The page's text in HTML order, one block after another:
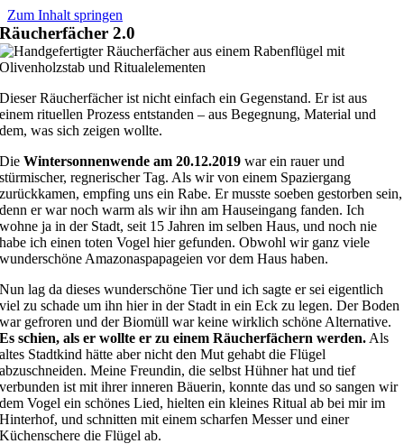
Zum Inhalt springen
Räucherfächer 2.0
Dieser Räucherfächer ist nicht einfach ein Gegenstand. Er ist aus
einem rituellen Prozess entstanden – aus Begegnung, Material und
dem, was sich zeigen wollte.
DieWintersonnenwende am 20.12.2019war ein rauer und
stürmischer, regnerischer Tag. Als wir von einem Spaziergang
zurückkamen, empfing uns ein Rabe. Er musste soeben gestorben sein,
denn er war noch warm als wir ihn am Hauseingang fanden. Ich
wohne ja in der Stadt, seit 15 Jahren im selben Haus, und noch nie
habe ich einen toten Vogel hier gefunden. Obwohl wir ganz viele
wunderschöne Amazonaspapageien vor dem Haus haben.
Nun lag da dieses wunderschöne Tier und ich sagte er sei eigentlich
viel zu schade um ihn hier in der Stadt in ein Eck zu legen. Der Boden
war gefroren und der Biomüll war keine wirklich schöne Alternative.
Es schien, als er wollte er zu einem Räucherfächern werden. Als
altes Stadtkind hätte aber nicht den Mut gehabt die Flügel
abzuschneiden. Meine Freundin, die selbst Hühner hat und tief
verbunden ist mit ihrer inneren Bäuerin, konnte das und so sangen wir
dem Vogel ein schönes Lied, hielten ein kleines Ritual ab bei mir im
Hinterhof, und schnitten mit einem scharfen Messer und einer
Küchenschere die Flügel ab.